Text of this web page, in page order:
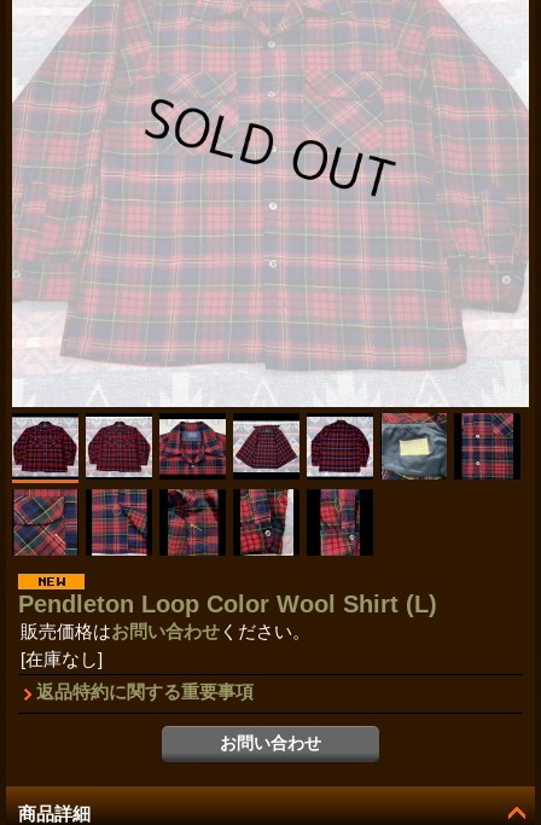
Pendleton Loop Color Wool Shirt (L)
販売価格はお問い合わせ ください。
[在庫なし]
返品特約に関する重要事項
商品詳細